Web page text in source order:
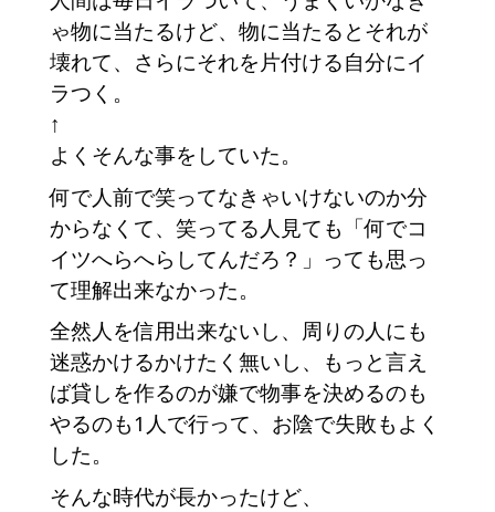
ゃ物に当たるけど、物に当たるとそれが
壊れて、さらにそれを片付ける自分にイ
ラつく。
↑
よくそんな事をしていた。
何で人前で笑ってなきゃいけないのか分
からなくて、笑ってる人見ても「何でコ
イツへらへらしてんだろ？」っても思っ
て理解出来なかった。
全然人を信用出来ないし、周りの人にも
迷惑かけるかけたく無いし、もっと言え
ば貸しを作るのが嫌で物事を決めるのも
やるのも1人で行って、お陰で失敗もよく
した。
そんな時代が長かったけど、